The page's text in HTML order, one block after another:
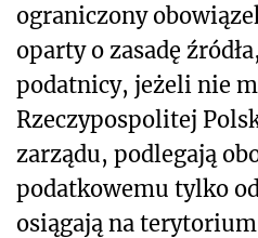
ograniczony
oparty o zasadę
podatnicy, jeżeli nie
Rzeczypospolitej
zarządu, podlegają
podatkowemu tylko
osiągają na